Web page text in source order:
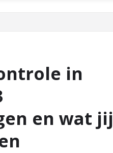
in
en wat jij